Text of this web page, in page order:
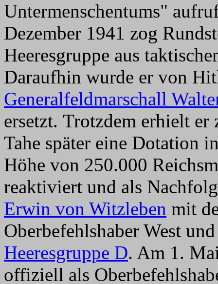
Untermenschentums"
Dezember 1941 zog
Heeresgruppe aus
Daraufhin wurde er von
Generalfeldmarschall
ersetzt. Trotzdem erhielt er
Tahe später eine Dotation
Höhe von 250.000
reaktiviert und als
Erwin von Witzleben mit
Oberbefehlshaber West
Heeresgruppe D. Am 1.
offiziell als